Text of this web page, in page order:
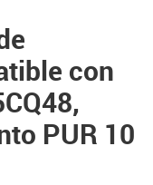
con
PUR 10